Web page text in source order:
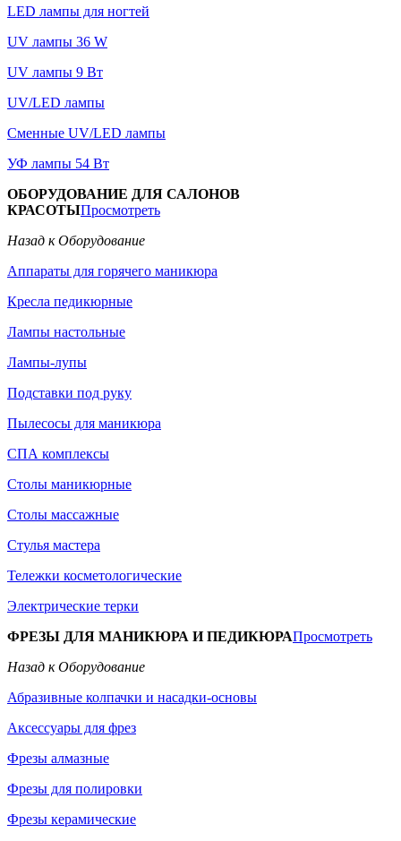
LED лампы для ногтей
UV лампы 36 W
UV лампы 9 Вт
UV/LED лампы
Сменные UV/LED лампы
УФ лампы 54 Вт
ОБОРУДОВАНИЕ ДЛЯ САЛОНОВ
КРАСОТЫПросмотреть
Назад к Оборудование
Аппараты для горячего маникюра
Кресла педикюрные
Лампы настольные
Лампы-лупы
Подставки под руку
Пылесосы для маникюра
СПА комплексы
Столы маникюрные
Столы массажные
Стулья мастера
Тележки косметологические
Электрические терки
ФРЕЗЫ ДЛЯ МАНИКЮРА И ПЕДИКЮРАПросмотреть
Назад к Оборудование
Абразивные колпачки и насадки-основы
Аксессуары для фрез
Фрезы алмазные
Фрезы для полировки
Фрезы керамические